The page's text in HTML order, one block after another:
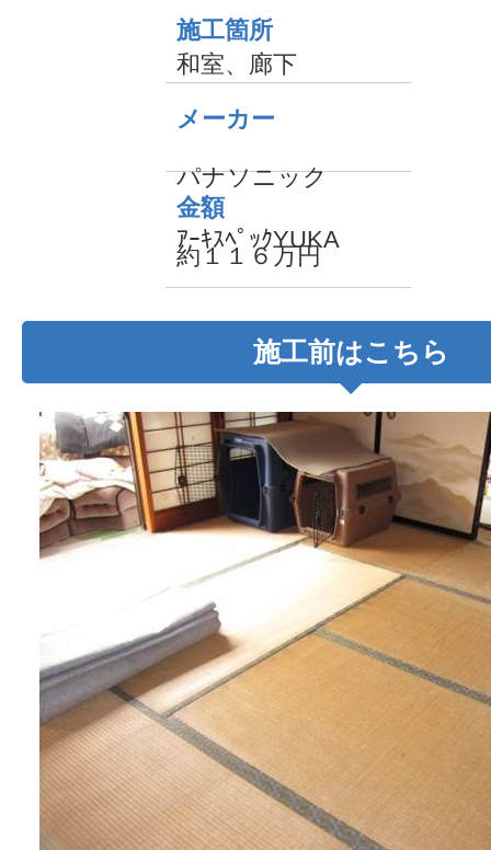
施工箇所
和室、廊下
メーカー
パナソニック
ｱｰｷｽﾍﾟｯｸYUKA
金額
約１１６万円
施工前はこちら